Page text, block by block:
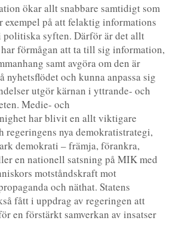
ökar allt snabbare samtidigt som
exempel på att felaktig informations
politiska syften. Därför är det allt
förmågan att ta till sig information,
samt avgöra om den är
nyhetsflödet och kunna anpassa sig
utgör kärnan i yttrande- och
Medie- och
har blivit en allt viktigare
regeringens nya demokratistrategi,
demokrati – främja, förankra,
en nationell satsning på MIK med
motståndskraft mot
och näthat. Statens
fått i uppdrag av regeringen att
en förstärkt samverkan av insatser